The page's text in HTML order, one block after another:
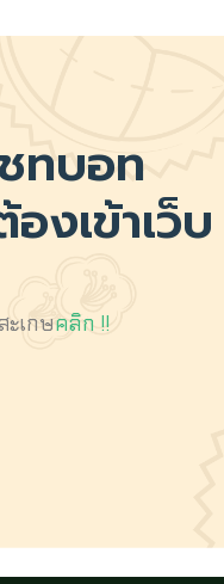
ทบอท
งเข้าเว็บ
เกษคลิก !!